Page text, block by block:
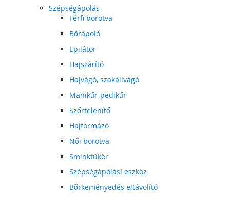
Szépségápolás
Férfi borotva
Bőrápoló
Epilátor
Hajszárító
Hajvágó, szakállvágó
Manikűr-pedikűr
Szőrtelenítő
Hajformázó
Női borotva
Sminktükör
Szépségápolási eszköz
Bőrkeményedés eltávolító